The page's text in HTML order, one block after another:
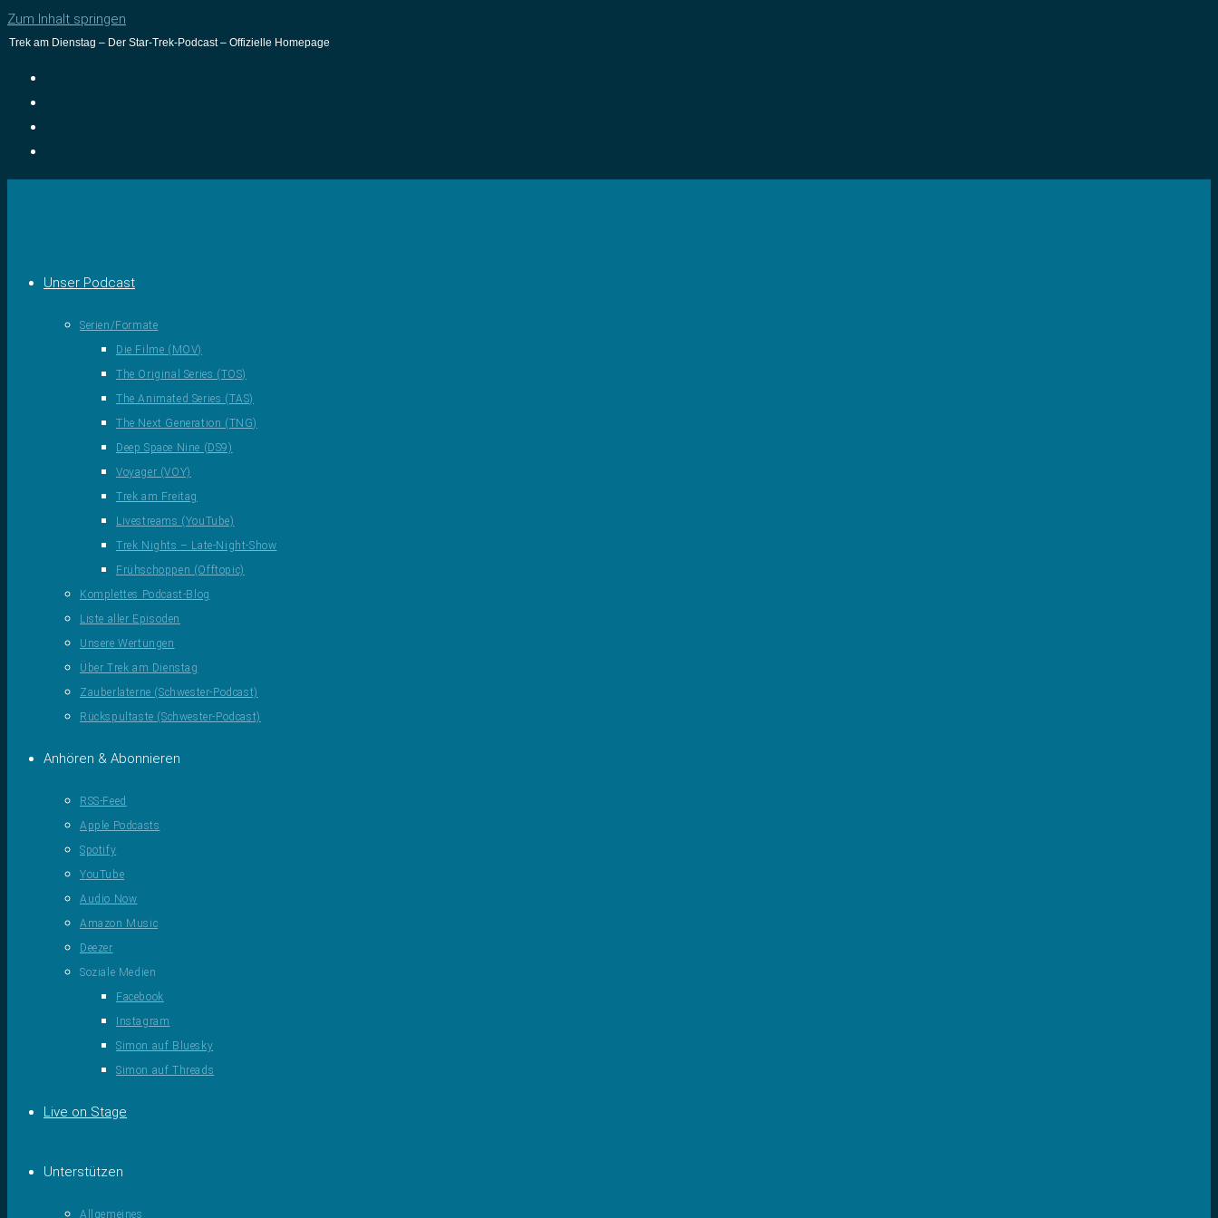
Zum Inhalt springen
Trek am Dienstag – Der Star-Trek-Podcast – Offizielle Homepage
Unser Podcast
Serien/Formate
Die Filme (MOV)
The Original Series (TOS)
The Animated Series (TAS)
The Next Generation (TNG)
Deep Space Nine (DS9)
Voyager (VOY)
Trek am Freitag
Livestreams (YouTube)
Trek Nights – Late-Night-Show
Frühschoppen (Offtopic)
Komplettes Podcast-Blog
Liste aller Episoden
Unsere Wertungen
Über Trek am Dienstag
Zauberlaterne (Schwester-Podcast)
Rückspultaste (Schwester-Podcast)
Anhören & Abonnieren
RSS-Feed
Apple Podcasts
Spotify
YouTube
Audio Now
Amazon Music
Deezer
Soziale Medien
Facebook
Instagram
Simon auf Bluesky
Simon auf Threads
Live on Stage
Unterstützen
Allgemeines